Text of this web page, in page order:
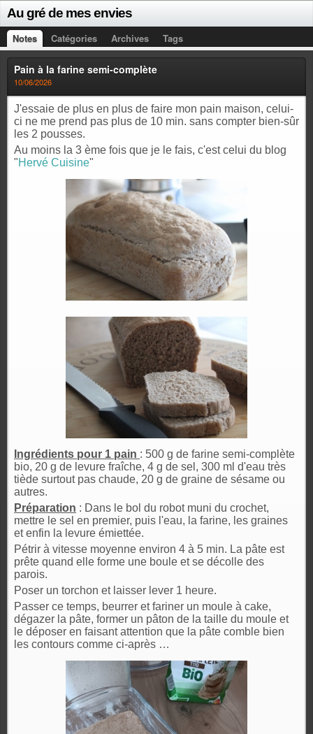
Au gré de mes envies
Notes Catégories Archives Tags
Pain à la farine semi-complète
10/06/2026
J'essaie de plus en plus de faire mon pain maison, celui-
ci ne me prend pas plus de 10 min. sans compter bien-sûr
les 2 pousses.
Au moins la 3 ème fois que je le fais, c'est celui du blog
"Hervé Cuisine"
Ingrédients pour 1 pain : 500 g de farine semi-complète
bio, 20 g de levure fraîche, 4 g de sel, 300 ml d'eau très
tiède surtout pas chaude, 20 g de graine de sésame ou
autres.
Préparation : Dans le bol du robot muni du crochet,
mettre le sel en premier, puis l'eau, la farine, les graines
et enfin la levure émiettée.
Pétrir à vitesse moyenne environ 4 à 5 min. La pâte est
prête quand elle forme une boule et se décolle des
parois.
Poser un torchon et laisser lever 1 heure.
Passer ce temps, beurrer et fariner un moule à cake,
dégazer la pâte, former un pâton de la taille du moule et
le déposer en faisant attention que la pâte comble bien
les contours comme ci-après …